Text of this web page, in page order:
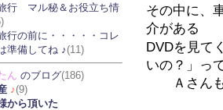
その中に、
介がある
DVDを見て
いの？」っ
Ａさんも
行 マル秘＆お役立ち情
行の前に・・・・・コレ
準備してね ♪(11)
ん のブログ(186)
♪(9)
から頂いた